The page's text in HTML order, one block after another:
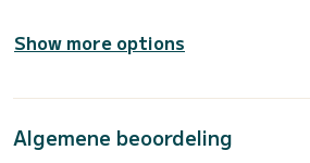
Show more options
Algemene beoordeling